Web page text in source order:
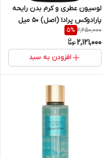
لوسیون عطری و کرم بدن رایحه
پارادوکس پرادا (اصل) ۵۰ میل
2,250,000
5%
2,121,000
افزودن به سبد